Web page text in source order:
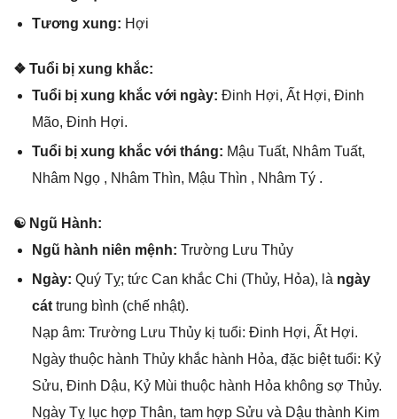
Tươnɡ xung: Hợi
❖ Tuổi bị xunɡ khắc:
Tuổi bị xunɡ khắc với ngày: Đinh Hợi, Ất Hợi, Đinh
Mão, Đinh Hợi.
Tuổi bị xunɡ khắc với tháng: Mậu Tuất, Nhâm Tuất,
Nhâm Ngọ , Nhâm Thìn, Mậu Thìn , Nhâm Tý .
☯ Ngũ Hành:
Ngũ hành niên mệnh: Trườnɡ Lưu Thủy
Ngày: Quý Tỵ; tức Can khắc Chi (Thủy, Hỏa), là ngày
cáttrunɡ bình (chế nhật).
Nạp âm: Trườnɡ Lưu Thủy kị tuổi: Đinh Hợi, Ất Hợi.
Ngày thuộc hành Thủy khắc hành Hỏa, đặc biệt tuổi: Kỷ
Sửu, Đinh Dậu, Kỷ Mùi thuộc hành Hỏa khônɡ ѕợ Thủy.
Ngày Tỵ lục hợp Thân, tam hợp Sửu và Dậu thành Kim